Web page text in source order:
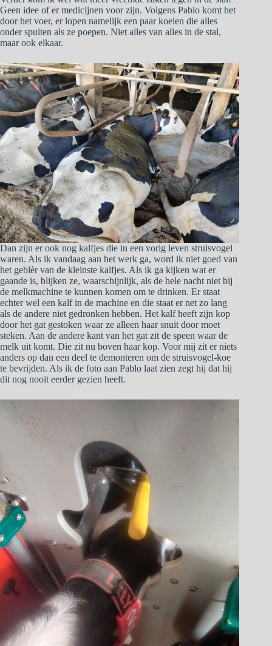
Geen idee of er medicijnen voor zijn. Volgens Pablo komt het
door het voer, er lopen namelijk een paar koeien die alles
onder spuiten als ze poepen. Niet alles van alles in de stal,
maar ook elkaar.
Dan zijn er ook nog kalfjes die in een vorig leven struisvogel
waren. Als ik vandaag aan het werk ga, word ik niet goed van
het geblèr van de kleinste kalfjes. Als ik ga kijken wat er
gaande is, blijken ze, waarschijnlijk, als de hele nacht niet bij
de melkmachine te kunnen komen om te drinken. Er staat
echter wel een kalf in de machine en die staat er net zo lang
als de andere niet gedronken hebben. Het kalf heeft zijn kop
door het gat gestoken waar ze alleen haar snuit door moet
steken. Aan de andere kant van het gat zit de speen waar de
melk uit komt. Die zit nu boven haar kop. Voor mij zit er niets
anders op dan een deel te demonteren om de struisvogel-koe
te bevrijden. Als ik de foto aan Pablo laat zien zegt hij dat hij
dit nog nooit eerder gezien heeft.